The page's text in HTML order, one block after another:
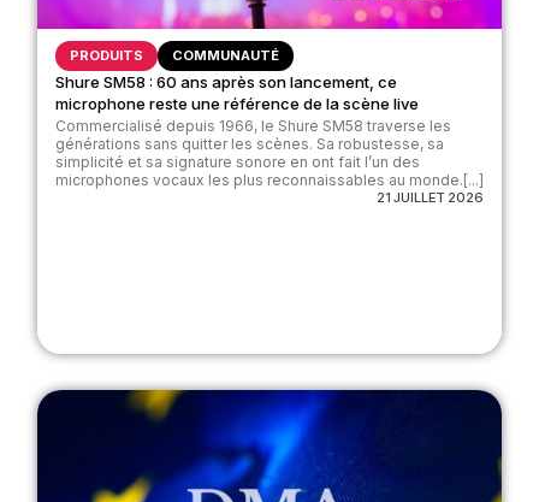
PRODUITS COMMUNAUTÉ
Shure SM58 : 60 ans après son lancement, ce
microphone reste une référence de la scène live
Commercialisé depuis 1966, le Shure SM58 traverse les
générations sans quitter les scènes. Sa robustesse, sa
simplicité et sa signature sonore en ont fait l’un des
microphones vocaux les plus reconnaissables au monde.[...]
21 JUILLET 2026